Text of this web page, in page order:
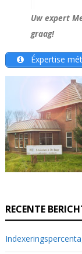
Uw expert
graag!
Éxpertise
RECENTE